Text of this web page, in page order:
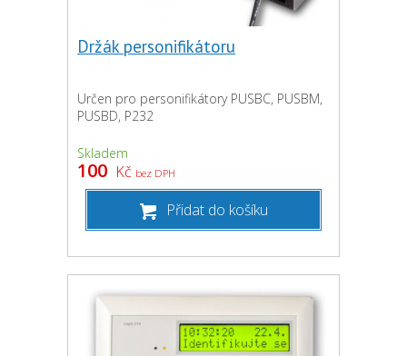
Držák personifikátoru
Určen pro personifikátory PUSBC, PUSBM,
PUSBD, P232
Skladem
100 Kč bez DPH
Přidat do košíku